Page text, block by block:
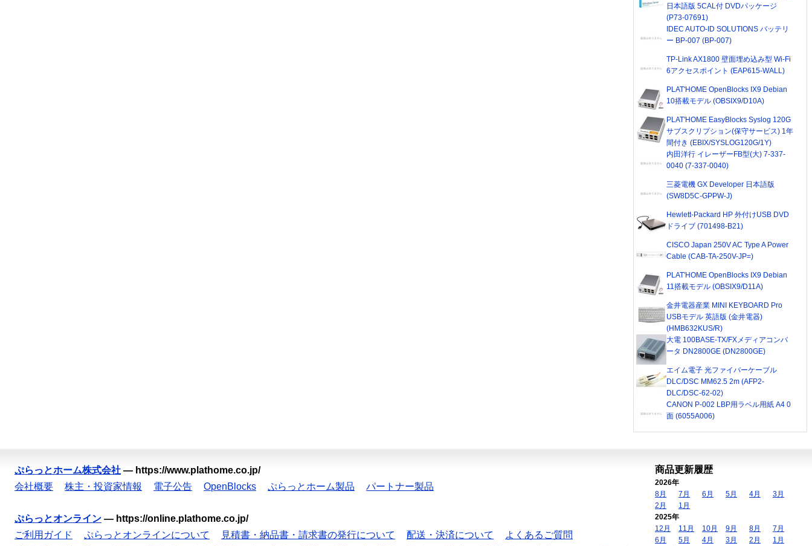
日本語版 5CAL付 DVDパッケージ
(P73-07691)
IDEC AUTO-ID SOLUTIONS バッテリ
ー BP-007 (BP-007)
TP-Link AX1800 壁面埋め込み型 Wi-Fi
6アクセスポイント (EAP615-WALL)
PLAT'HOME OpenBlocks IX9 Debian
10搭載モデル (OBSIX9/D10A)
PLAT'HOME EasyBlocks Syslog 120G
サブスクリプション(保守サービス) 1年
間付き (EBIX/SYSLOG120G/1Y)
内田洋行 イレーザーFB型(大) 7-337-
0040 (7-337-0040)
三菱電機 GX Developer 日本語版
(SW8D5C-GPPW-J)
Hewlett-Packard HP 外付けUSB DVD
ドライブ (701498-B21)
CISCO Japan 250V AC Type A Power
Cable (CAB-TA-250V-JP=)
PLAT'HOME OpenBlocks IX9 Debian
11搭載モデル (OBSIX9/D11A)
金井電器産業 MINI KEYBOARD Pro
USBモデル 英語版 (金井電器)
(HMB632KUS/R)
大電 100BASE-TX/FXメディアコンバ
ータ DN2800GE (DN2800GE)
エイム電子 光ファイバーケーブル
DLC/DSC MM62.5 2m (AFP2-
DLC/DSC-62-02)
CANON P-002 LBP用ラベル用紙 A4 0
面 (6055A006)
ぷらっとホーム株式会社 — https://www.plathome.co.jp/
会社概要
株主・投資家情報 電子公告 OpenBlocks ぷらっとホーム製品 パートナー製品
ぷらっとオンライン — https://online.plathome.co.jp/
ご利用ガイド
ぷらっとオンラインについて 見積書・納品書・請求書の発行について 配送・決済について
よくあるご質問
商品更新履歴
2026年
8月
7月 6月 5月 4月
3月
2月
1月
2025年
12月
11月 10月 9月 8月
7月
6月
5月 4月 3月 2月
1月